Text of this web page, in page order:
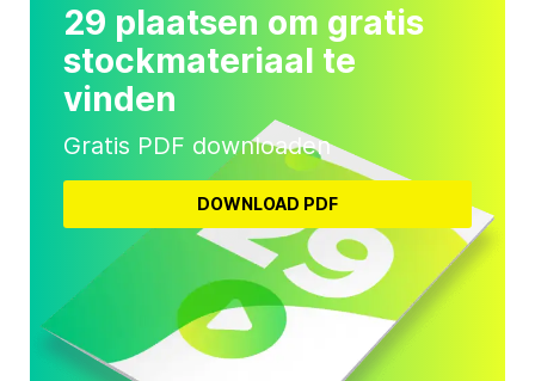
29 plaatsen om gratis
stockmateriaal te
vinden
Gratis PDF downloaden
DOWNLOAD PDF